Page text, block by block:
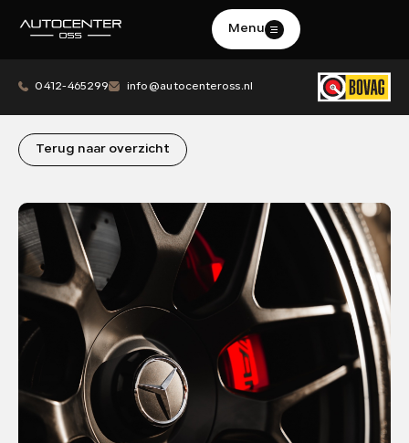
Menu
0412-465299 info@autocenteross.nl
Adres
5349 CA Oss
Afspraak maken
HOME
AANBOD
DIENSTEN
WERKPLAATS
Terug naar overzicht